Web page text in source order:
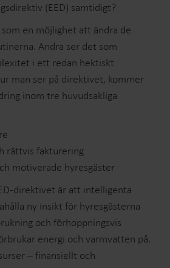
(EED) samtidigt?
en möjlighet att ändra de
Andra ser det som
i ett redan hektiskt
man ser på direktivet, kommer
inom tre huvudsakliga
rättvis fakturering
motiverade hyresgäster
direktivet är att intelligenta
ny insikt för hyresgästerna
och förhoppningsvis
energi och varmvatten på.
– finansiellt och